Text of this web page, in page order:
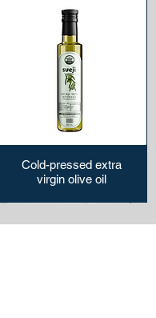
lubricity (desired coefficient of
Care
Cold-pressed extra
virgin olive oil